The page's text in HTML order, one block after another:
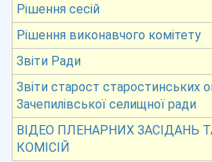
Рішення сесій
Рішення виконавчого комітету
Звіти Ради
Звіти старост старостинських
Зачепилівської селищної ради
ВІДЕО ПЛЕНАРНИХ ЗАСІДАНЬ
КОМІСІЙ